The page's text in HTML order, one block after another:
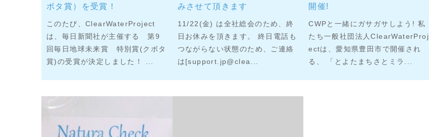
ボタ賞）を受賞！
このたび、ClearWaterProject
は、毎日新聞社が主催する 第9
回毎日地球未来賞 特別賞(クボタ
賞)の受賞が決定しました！ ...
みさせて頂きます
11/22(金) は全社総会のため、終
日お休みを頂きます。 終日電話も
つながらない状態のため、ご連絡
は[support.jp@clea...
開催!
CWPと一緒にガサガサしよう! 私
たち一般社団法人ClearWaterProj
ectは、愛知県豊田市で開催され
る、 「とよたまちさとミラ...